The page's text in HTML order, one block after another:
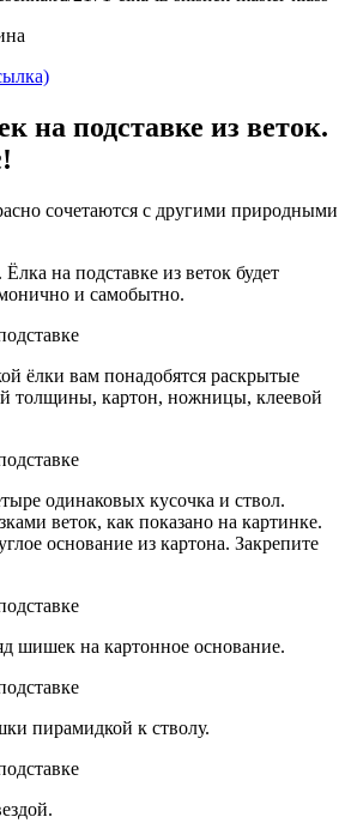
на подставке из веток.
сочетаются с другими природными
на подставке из веток будет
и самобытно.
ёлки вам понадобятся раскрытые
толщины, картон, ножницы, клеевой
одинаковых кусочка и ствол.
веток, как показано на картинке.
основание из картона. Закрепите
шишек на картонное основание.
пирамидкой к стволу.